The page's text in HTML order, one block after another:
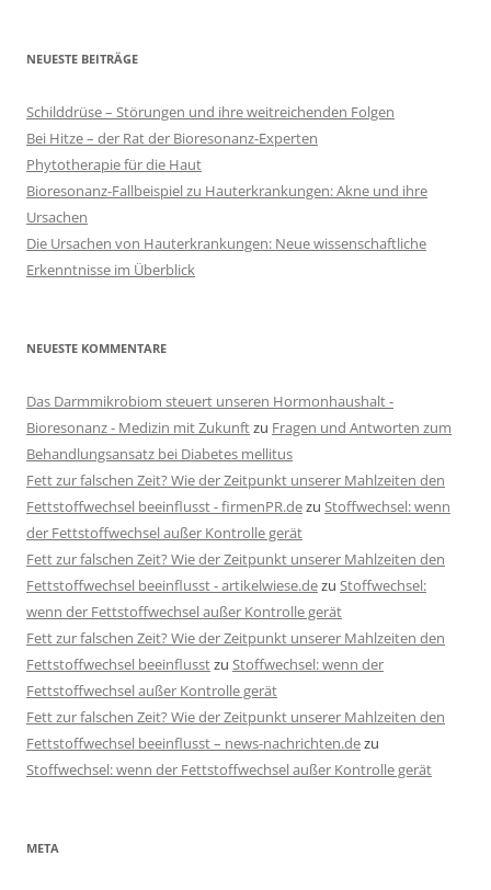
NEUESTE BEITRÄGE
Schilddrüse – Störungen und ihre weitreichenden Folgen
Bei Hitze – der Rat der Bioresonanz-Experten
Phytotherapie für die Haut
Bioresonanz-Fallbeispiel zu Hauterkrankungen: Akne und ihre
Ursachen
Die Ursachen von Hauterkrankungen: Neue wissenschaftliche
Erkenntnisse im Überblick
NEUESTE KOMMENTARE
Das Darmmikrobiom steuert unseren Hormonhaushalt -
Bioresonanz - Medizin mit Zukunftzu Fragen und Antworten zum
Behandlungsansatz bei Diabetes mellitus
Fett zur falschen Zeit? Wie der Zeitpunkt unserer Mahlzeiten den
Fettstoffwechsel beeinflusst - firmenPR.dezu Stoffwechsel: wenn
der Fettstoffwechsel außer Kontrolle gerät
Fett zur falschen Zeit? Wie der Zeitpunkt unserer Mahlzeiten den
Fettstoffwechsel beeinflusst - artikelwiese.dezu Stoffwechsel:
wenn der Fettstoffwechsel außer Kontrolle gerät
Fett zur falschen Zeit? Wie der Zeitpunkt unserer Mahlzeiten den
Fettstoffwechsel beeinflusstzu Stoffwechsel: wenn der
Fettstoffwechsel außer Kontrolle gerät
Fett zur falschen Zeit? Wie der Zeitpunkt unserer Mahlzeiten den
Fettstoffwechsel beeinflusst – news-nachrichten.dezu
Stoffwechsel: wenn der Fettstoffwechsel außer Kontrolle gerät
META